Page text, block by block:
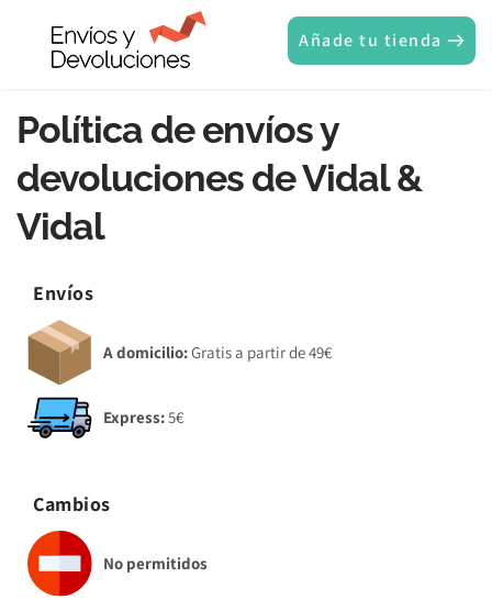
Añade tu tienda
Política de envíos y
devoluciones de Vidal &
Vidal
Envíos
A domicilio: Gratis a partir de 49€
Express: 5€
Cambios
No permitidos